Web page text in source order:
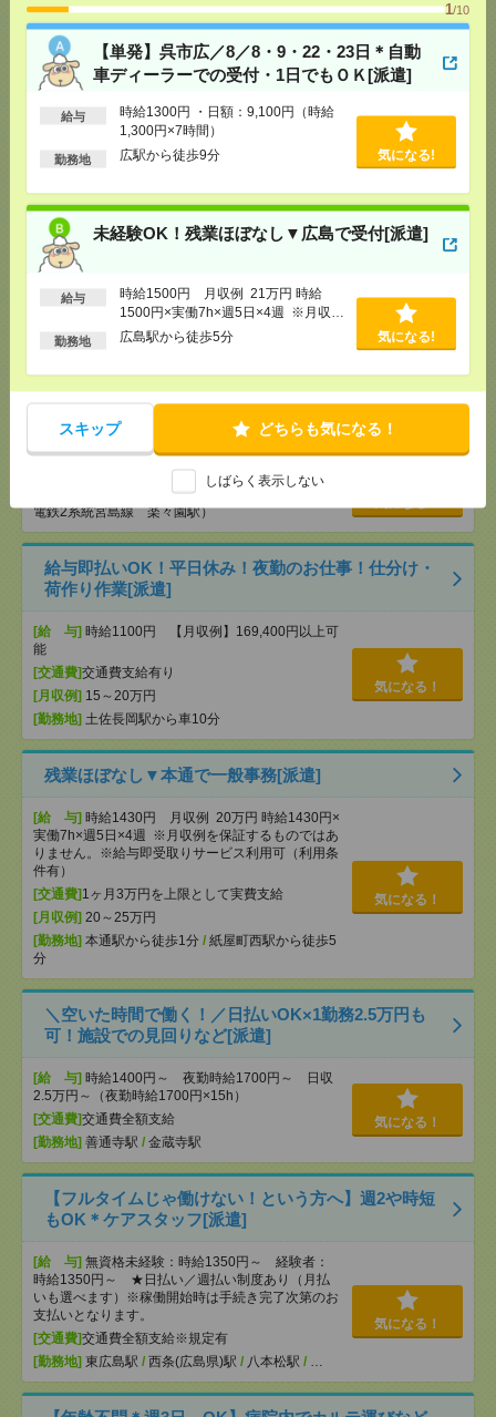
1/10
【単発】呉市広／8／8・9・22・23日＊自動
車ディーラーでの受付・1日でもＯＫ[派遣]
給与
時給1300円 ・日額：9,100円（時給
1,300円×7時間）
勤務地 広駅から徒歩9分 気になる!
未経験OK！残業ほぼなし▼広島で受付[派遣]
給与
時給1500円 月収例 21万円 時給
1500円×実働7h×週5日×4週 ※月収例
を保証するものではありません。※給
勤務地 広島駅から徒歩5分 気になる!
スキップ どちらも気になる！
しばらく表示しない
実働7h×週5日×4週 ※月収例を保証するものではあ
りません。※給与即受取りサービス利用可（利用条
件有）
[交通費]
1ヶ月3万円を上限として実費支給
[月収例]20～25万円
[勤務地]広島駅から徒歩5分
気になる！
未経験OK！残業ほぼなし▼広島駅での受付[派遣]
[給 与]時給1400円 月収例 21万円 時給1400円×
実働7h30m×週5日×4週+残業5h ※月収例を保証す
るものではありません。※給与即受取りサービス利
用可（利用条件有）
1ヶ月3万円を上限として実費支給
[月収例]20～25万円
広島駅駅から徒歩1分
活アシスタント 日勤募集（広島県広島市佐伯区坪
井）[アルバイト]
時給2,000円～2,000円
広島県広島市佐伯区坪井（最寄り駅：広島
電鉄2系統宮島線 楽々園駅）
給与即払いOK！平日休み！夜勤のお仕事！仕分け・
荷作り作業[派遣]
[給 与] 時給1100円 【月収例】169,400円以上可
能
[交通費]交通費支給有り
[月収例] 15～20万円
[勤務地] 土佐長岡駅から車10分
気になる！
残業ほぼなし▼本通で一般事務[派遣]
[給 与] 時給1430円 月収例 20万円 時給1430円×
実働7h×週5日×4週 ※月収例を保証するものではあ
りません。※給与即受取りサービス利用可（利用条
件有）
[交通費]1ヶ月3万円を上限として実費支給
[月収例] 20～25万円
[勤務地] 本通駅から徒歩1分 / 紙屋町西駅から徒歩5
分
気になる！
＼空いた時間で働く！／日払いOK×1勤務2.5万円も
可！施設での見回りなど[派遣]
[給 与] 時給1400円～ 夜勤時給1700円～ 日収
2.5万円～（夜勤時給1700円×15h）
[交通費]交通費全額支給
[勤務地] 善通寺駅 / 金蔵寺駅
気になる！
【フルタイムじゃ働けない！という方へ】週2や時短
もOK＊ケアスタッフ[派遣]
[給 与] 無資格未経験：時給1350円～ 経験者：
時給1350円～ ★日払い／週払い制度あり（月払
いも選べます）※稼働開始時は手続き完了次第のお
支払いとなります。
[交通費]交通費全額支給※規定有
[勤務地] 東広島駅 / 西条(広島県)駅 / 八本松駅 / …
気になる！